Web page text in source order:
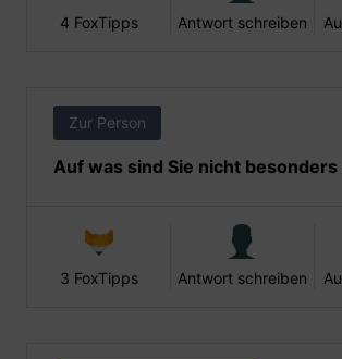
4 FoxTipps Antwort schreiben
Zur Person
Auf was sind Sie nicht besonders
3 FoxTipps Antwort schreiben